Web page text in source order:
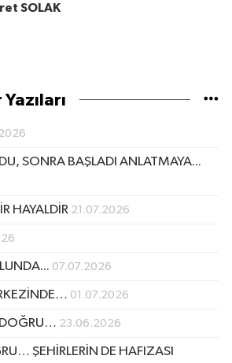
SOLAK
SONRA BAŞLADI ANLATMAYA...
HAYALDİR 21.07.2026
07.07.2026
01.07.2026
DOĞRU… 23.06.2026
ŞEHİRLERİN DE HAFIZASI